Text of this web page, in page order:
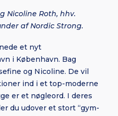
Nicoline Roth, hhv.
af Nordic Strong.
et nyt
i København. Bag
og Nicoline. De vil
ind i et top-moderne
er et nøgleord. I deres
du udover et stort “gym-